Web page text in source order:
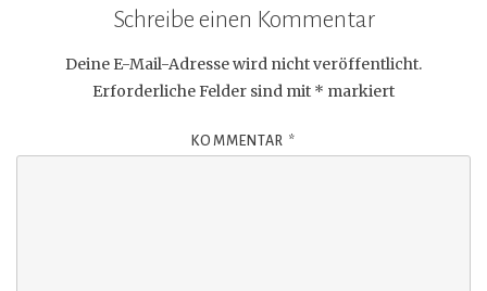
Schreibe einen Kommentar
Deine E-Mail-Adresse wird nicht veröffentlicht.
Erforderliche Felder sind mit * markiert
KOMMENTAR *